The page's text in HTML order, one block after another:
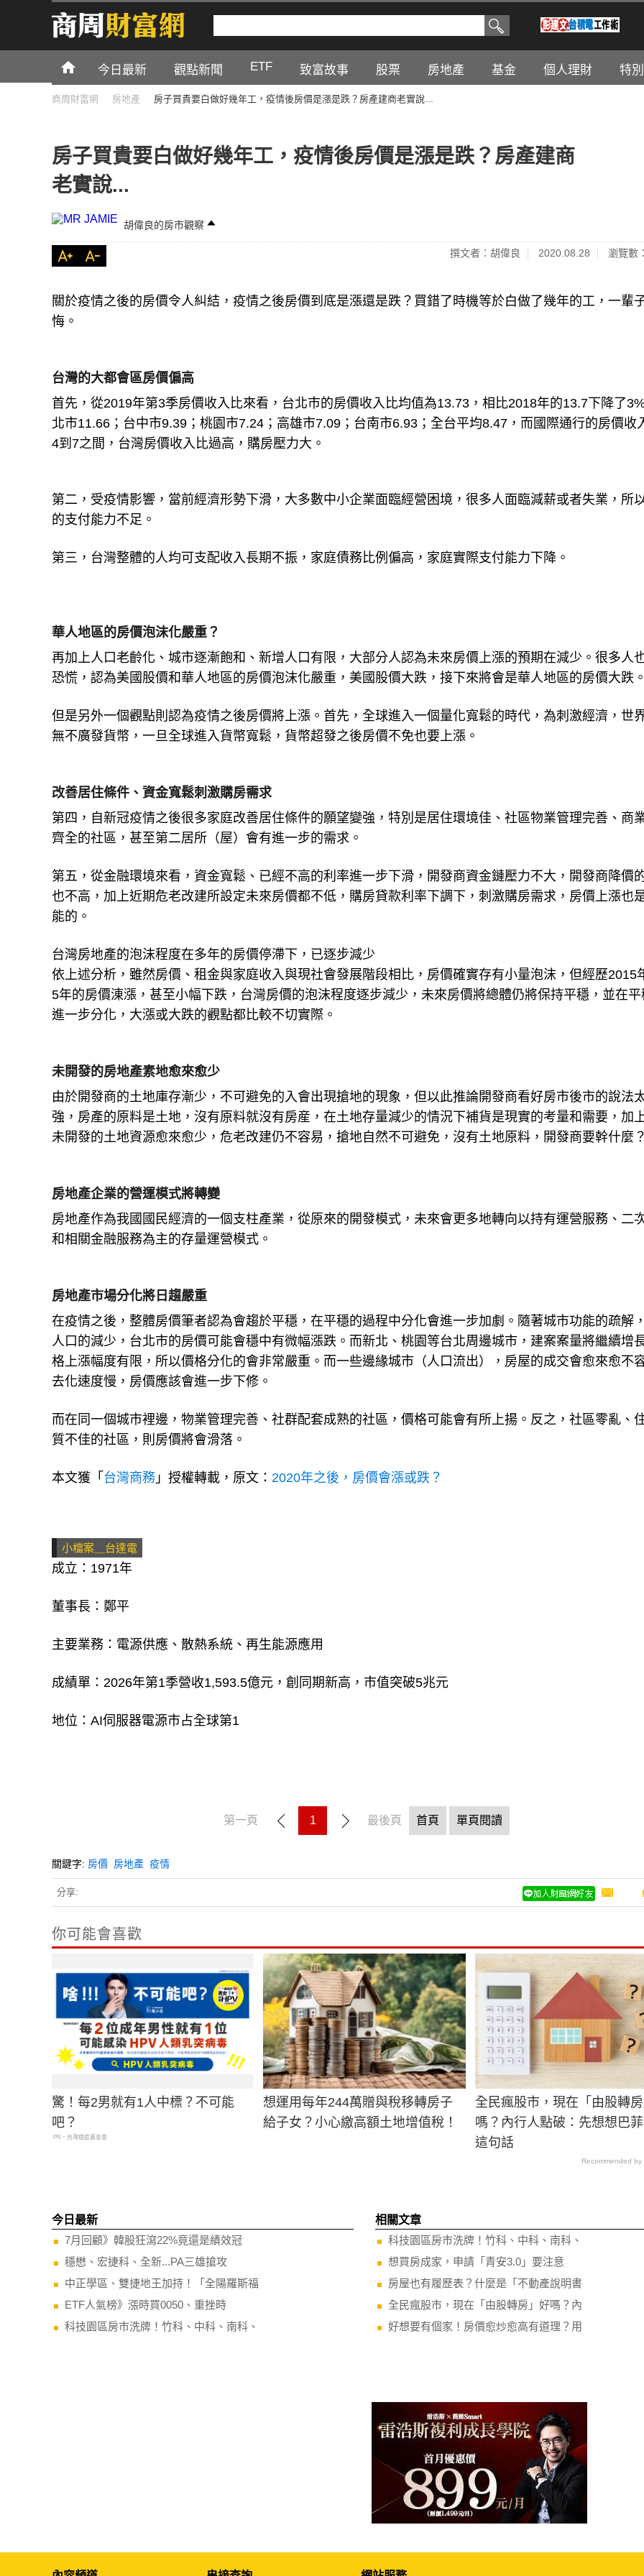
今日最新 觀點新聞 ETF 致富故事 股票 房地產 基金 個人理財 特
商周財富網 房地產 房子買貴要白做好幾年工，疫情後房價是漲是跌？房產建商老實說...
房子買貴要白做好幾年工，疫情後房價是漲是跌？房產建商
老實說...
胡偉良的房市觀察
撰文者：胡偉良 2020.08.28 瀏覽數
關於疫情之後的房價令人糾結，疫情之後房價到底是漲還是跌？買錯了時機等於白做了幾年的工，一輩
悔。
台灣的大都會區房價偏高
首先，從2019年第3季房價收入比來看，台北市的房價收入比均值為13.73，相比2018年的13.7下降了
北市11.66；台中市9.39；桃園市7.24；高雄市7.09；台南市6.93；全台平均8.47，而國際通行的房價收
4到7之間，台灣房價收入比過高，購房壓力大。
第二，受疫情影響，當前經濟形勢下滑，大多數中小企業面臨經營困境，很多人面臨減薪或者失業，所
的支付能力不足。
第三，台灣整體的人均可支配收入長期不振，家庭債務比例偏高，家庭實際支付能力下降。
華人地區的房價泡沫化嚴重？
再加上人口老齡化、城市逐漸飽和、新增人口有限，大部分人認為未來房價上漲的預期在減少。很多人
恐慌，認為美國股價和華人地區的房價泡沫化嚴重，美國股價大跌，接下來將會是華人地區的房價大跌
但是另外一個觀點則認為疫情之後房價將上漲。首先，全球進入一個量化寬鬆的時代，為刺激經濟，世
無不廣發貨幣，一旦全球進入貨幣寬鬆，貨幣超發之後房價不免也要上漲。
改善居住條件、資金寬鬆刺激購房需求
第四，自新冠疫情之後很多家庭改善居住條件的願望變強，特別是居住環境佳、社區物業管理完善、商
齊全的社區，甚至第二居所（屋）會有進一步的需求。
第五，從金融環境來看，資金寬鬆、已經不高的利率進一步下滑，開發商資金鏈壓力不大，開發商降價
也不高，加上近期危老改建所設定未來房價都不低，購房貸款利率下調下，刺激購房需求，房價上漲也
能的。
台灣房地產的泡沫程度在多年的房價停滯下，已逐步減少
依上述分析，雖然房價、租金與家庭收入與現社會發展階段相比，房價確實存有小量泡沫，但經歷2015
5年的房價涷漲，甚至小幅下跌，台灣房價的泡沫程度逐步減少，未來房價將總體仍將保持平穩，並在平
進一步分化，大漲或大跌的觀點都比較不切實際。
未開發的房地產素地愈來愈少
由於開發商的土地庫存漸少，不可避免的入會出現搶地的現象，但以此推論開發商看好房市後市的說法
強，房產的原料是土地，沒有原料就沒有房産，在土地存量減少的情況下補貨是現實的考量和需要，加
未開發的土地資源愈來愈少，危老改建仍不容易，搶地自然不可避免，沒有土地原料，開發商要幹什麼
房地產企業的營運模式將轉變
房地產作為我國國民經濟的一個支柱產業，從原來的開發模式，未來會更多地轉向以持有運營服務、二
和相關金融服務為主的存量運營模式。
房地產市場分化將日趨嚴重
在疫情之後，整體房價筆者認為會趨於平穩，在平穩的過程中分化會進一步加劇。隨著城市功能的疏解
人口的減少，台北市的房價可能會穩中有微幅漲跌。而新北、桃園等台北周邊城市，建案案量將繼續增
格上漲幅度有限，所以價格分化的會非常嚴重。而一些邊緣城市（人口流出），房屋的成交會愈來愈不
去化速度慢，房價應該會進一步下修。
而在同一個城市裡邊，物業管理完善、社群配套成熟的社區，價格可能會有所上揚。反之，社區零亂、
質不佳的社區，則房價將會滑落。
本文獲「 台灣商務 」授權轉載，原文： 2020年之後，房價會漲或跌？
小檔案＿台達電
成立：1971年
董事長：鄭平
主要業務：電源供應、散熱系統、再生能源應用
成績單：2026年第1季營收1,593.5億元，創同期新高，市值突破5兆元
地位：AI伺服器電源市占全球第1
第一頁 1 最後頁 首頁 單頁閱讀
關鍵字: 房價 房地產 疫情
分享:
你可能會喜歡
驚！每2男就有1人中標？不可能
吧？
PR・台灣癌症基金會
想運用每年244萬贈與稅移轉房子
給子女？小心繳高額土地增值稅！
全民瘋股市，現在「由股轉
嗎？內行人點破：先想想巴
這句話
Recommended by
今日最新
7月回顧》韓股狂瀉22%竟還是績效冠
穩懋、宏捷科、全新...PA三雄搶攻
中正學區、雙捷地王加持！「全陽羅斯福
ETF人氣榜》漲時買0050、重挫時
科技園區房市洗牌！竹科、中科、南科、
相關文章
科技園區房市洗牌！竹科、中科、南科、
想買房成家，申請「青安3.0」要注意
房屋也有履歷表？什麼是「不動產說明書
全民瘋股市，現在「由股轉房」好嗎？內
好想要有個家！房價愈炒愈高有道理？用